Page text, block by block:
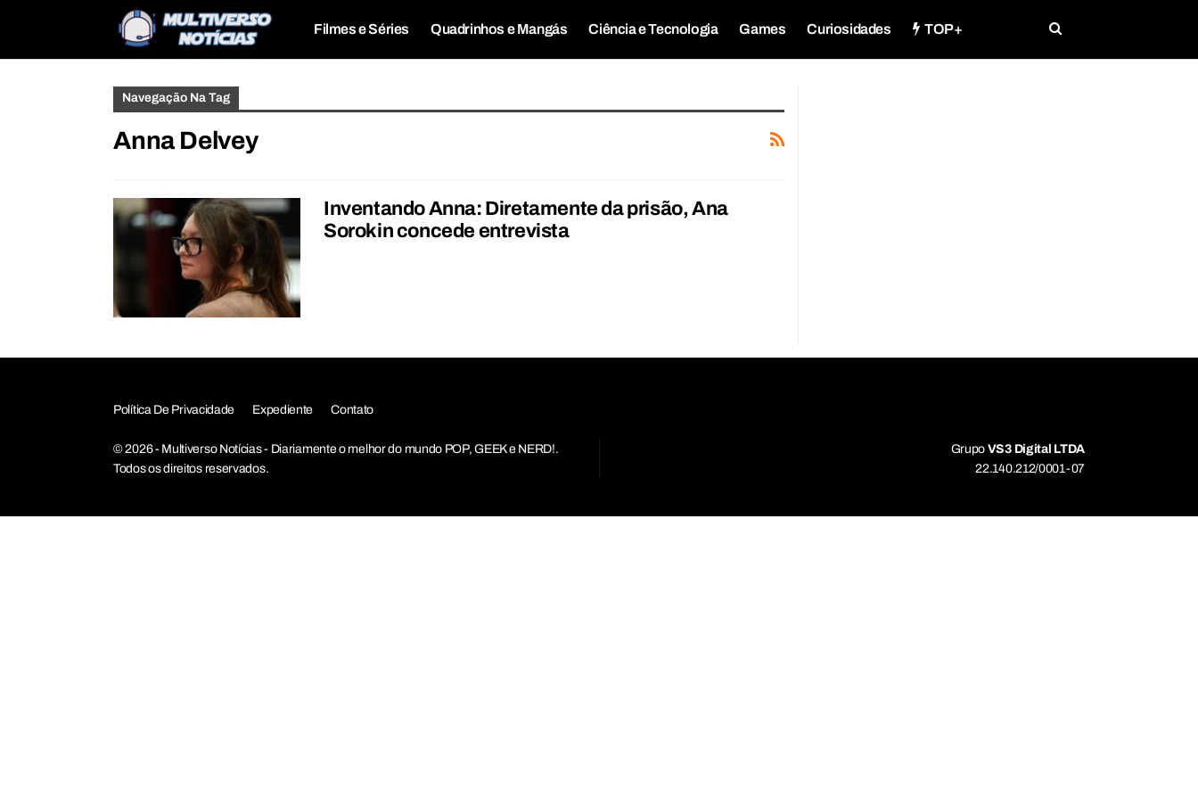
Filmes e Séries Quadrinhos e Mangás Ciência e Tecnologia Games Curiosidades TOP+
Navegação Na Tag
Anna Delvey
Inventando Anna: Diretamente da prisão, Ana
Sorokin concede entrevista
Política De Privacidade Expediente Contato
© 2026 - Multiverso Notícias - Diariamente o melhor do mundo POP, GEEK e NERD!.
Todos os direitos reservados.
Grupo VS3 Digital LTDA
22.140.212/0001-07